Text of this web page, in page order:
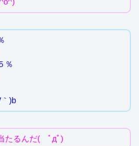
％
)b
たるんだ( ﾟдﾟ)